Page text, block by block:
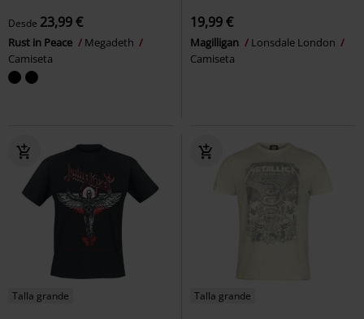
Desde 23,99 €
Rust in Peace
Megadeth
Camiseta
19,99 €
Magilligan
Lonsdale London
Camiseta
Talla grande Talla grande